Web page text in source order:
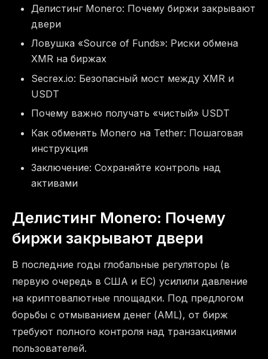
Делистинг Monero: Почему биржи закрывают
двери
Ловушка «Source of Funds»: Риски обмена
XMR на биржах
Secrex.io: Безопасный мост между XMR и
USDT
Почему важно получать «чистый» USDT
Как обменять Monero на Tether: Пошаговая
инструкция
Заключение: Сохраняйте контроль над
активами
Делистинг Monero: Почему
биржи закрывают двери
В последние годы глобальные регуляторы (в
первую очередь в США и ЕС) усилили давление
на криптовалютные площадки. Под предлогом
борьбы с отмыванием денег (AML), от бирж
требуют полного контроля над транзакциями
пользователей.